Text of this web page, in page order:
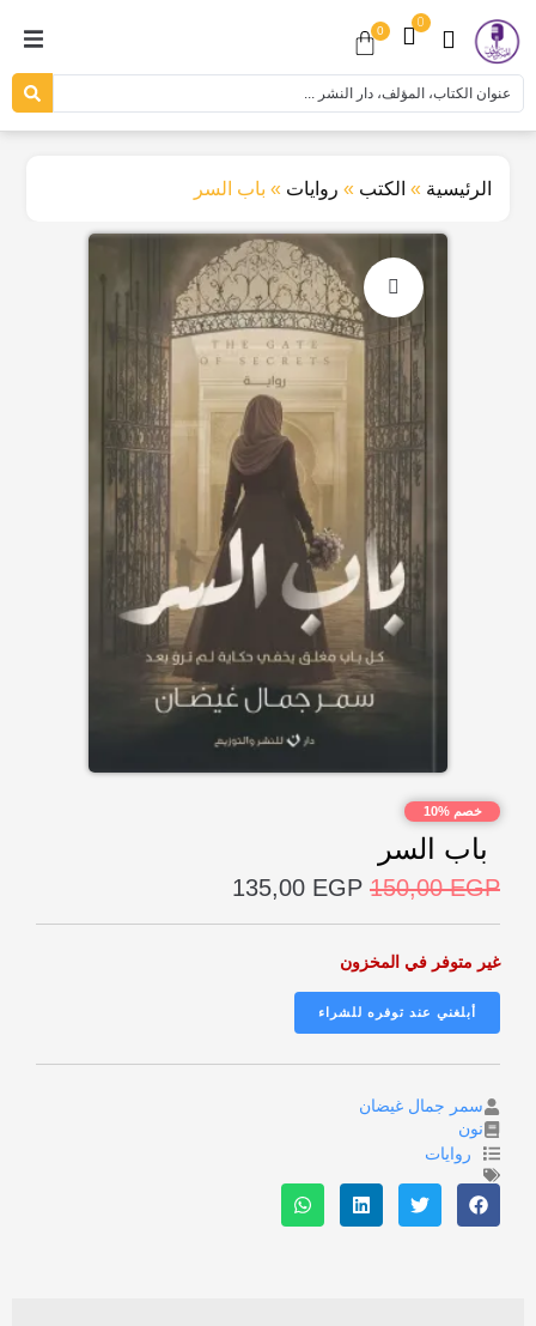
0
0
الرئيسية » الكتب » روايات » باب السر
خصم %10
باب السر
150,00EGP
135,00 EGP
غير متوفر في المخزون
سمر جمال غيضان
نون
روايات